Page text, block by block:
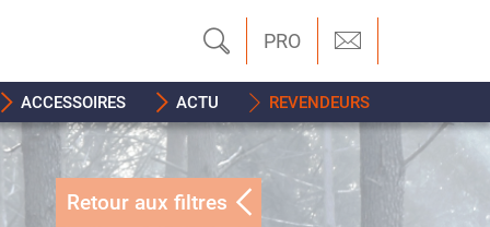
PRO
ACCESSOIRES ACTU REVENDEURS
Retour aux filtres